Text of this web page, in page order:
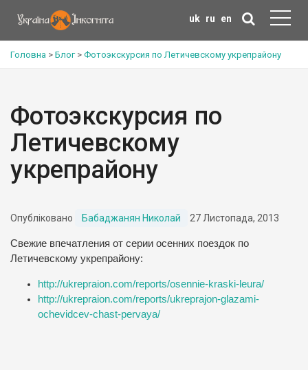
uk ru en
Головна > Блог> Фотоэкскурсия по Летичевскому укрепрайону
Фотоэкскурсия по
Летичевскому
укрепрайону
Опубліковано Бабаджанян Николай 27 Листопада, 2013
Свежие впечатления от серии осенних поездок по
Летичевскому укрепрайону:
http://ukrepraion.com/reports/osennie-kraski-leura/
http://ukrepraion.com/reports/ukreprajon-glazami-
ochevidcev-chast-pervaya/